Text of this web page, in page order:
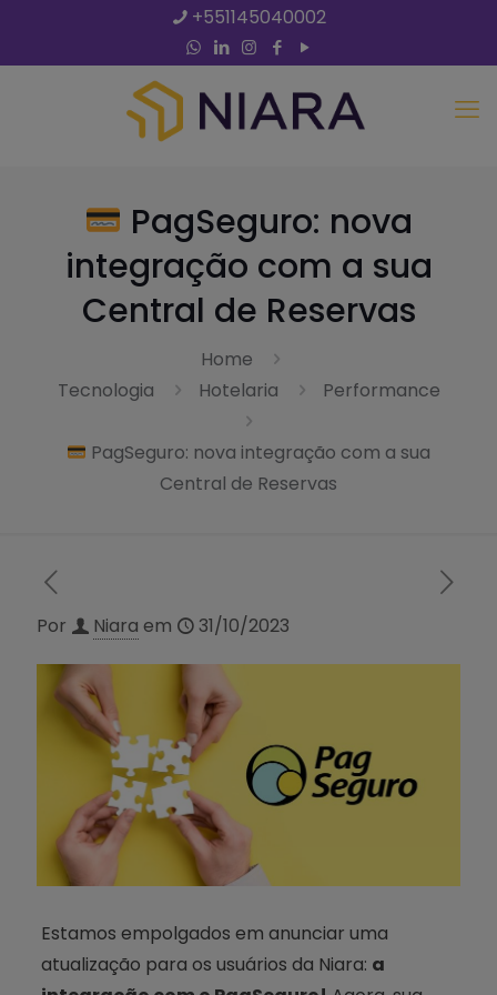
+551145040002
PagSeguro: nova
integração com a sua
Central de Reservas
Home
Tecnologia
Hotelaria Performance
PagSeguro: nova integração com a sua
Central de Reservas
Por Niara em 31/10/2023
Estamos empolgados em anunciar uma
atualização para os usuários da Niara: a